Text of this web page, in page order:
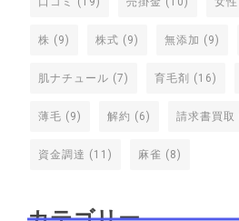
株 (9) 株式 (9) 無添加 (9)
肌ナチュール (7) 育毛剤 (16)
薄毛 (9) 解約 (6) 請求書買取
資金調達 (11) 麻雀 (8)